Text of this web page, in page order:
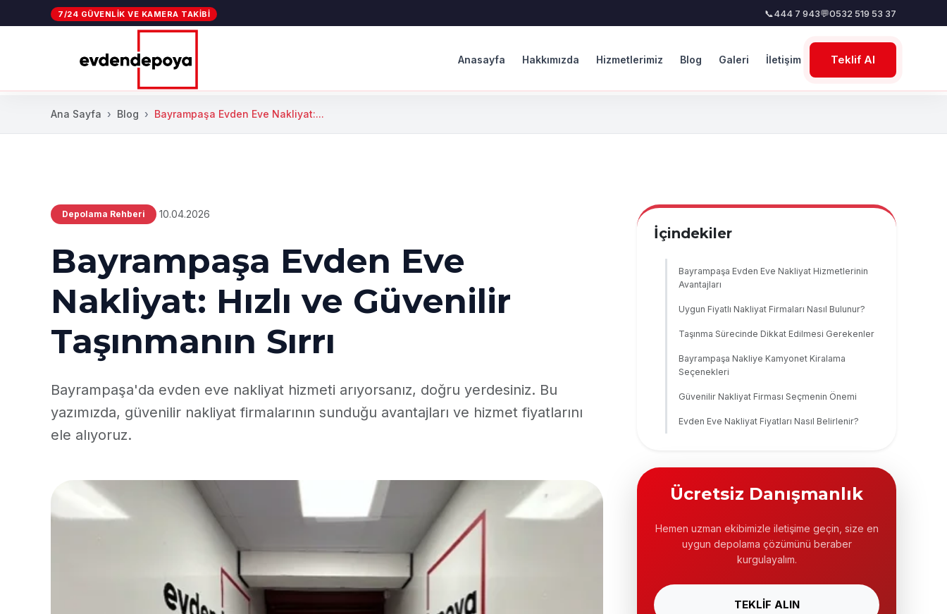
7/24 GÜVENLIK VE KAMERA TAKIBI 📞444 7 943💬0532 519 53 37
Anasayfa Hakkımızda Hizmetlerimiz Blog Galeri İletişim Teklif Al
Ana Sayfa Blog Bayrampaşa Evden Eve Nakliyat:...
Depolama Rehberi 10.04.2026
Bayrampaşa Evden Eve
Nakliyat: Hızlı ve Güvenilir
Taşınmanın Sırrı
Bayrampaşa'da evden eve nakliyat hizmeti arıyorsanız, doğru yerdesiniz. Bu
yazımızda, güvenilir nakliyat firmalarının sunduğu avantajları ve hizmet fiyatlarını
ele alıyoruz.
İçindekiler
Bayrampaşa Evden Eve Nakliyat Hizmetlerinin
Avantajları
Uygun Fiyatlı Nakliyat Firmaları Nasıl Bulunur?
Taşınma Sürecinde Dikkat Edilmesi Gerekenler
Bayrampaşa Nakliye Kamyonet Kiralama
Seçenekleri
Güvenilir Nakliyat Firması Seçmenin Önemi
Evden Eve Nakliyat Fiyatları Nasıl Belirlenir?
Ücretsiz Danışmanlık
Hemen uzman ekibimizle iletişime geçin, size en
uygun depolama çözümünü beraber
kurgulayalım.
TEKLİF ALIN